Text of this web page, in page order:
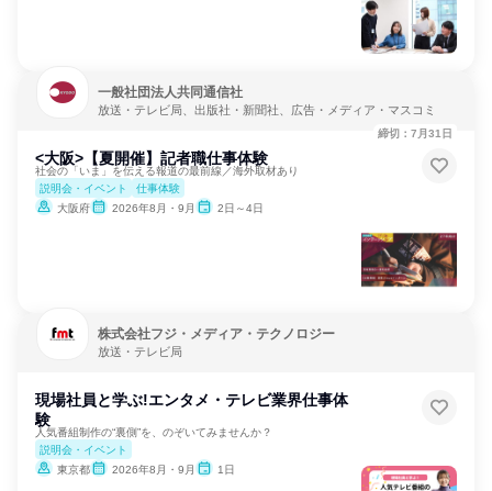
一般社団法人共同通信社
放送・テレビ局、出版社・新聞社、広告・メディア・マスコミ
<大阪>【夏開催】記者職仕事体験
社会の「いま」を伝える報道の最前線／海外取材あり
説明会・イベント
仕事体験
大阪府
2026年8月・9月 2日～4日
締切：7月31日
株式会社フジ・メディア・テクノロジー
放送・テレビ局
現場社員と学ぶ!エンタメ・テレビ業界仕事体
験
人気番組制作の“裏側”を、のぞいてみませんか？
説明会・イベント
東京都
2026年8月・9月 1日